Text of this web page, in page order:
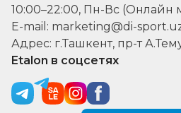
10:00–22:00, Пн-Вс (Онлайн
E-mail: marketing@di-
Адрес: г.Ташкент, пр-т
Etalon в соцсетях